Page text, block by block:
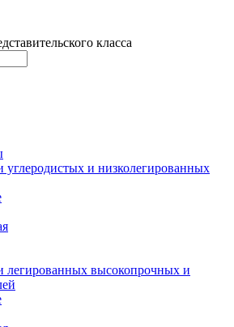
класса
углеродистых и низколегированных
легированных высокопрочных и